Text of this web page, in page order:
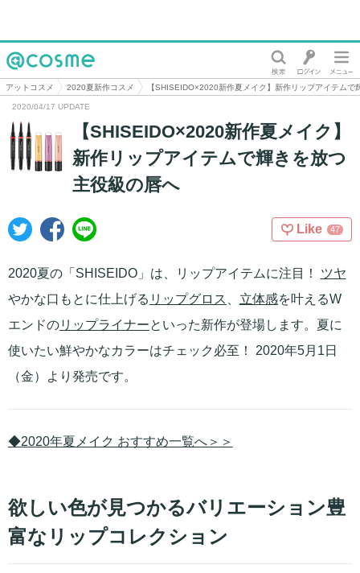
@cosme
アットコスメ 2020夏新作コスメ 【SHISEIDO×2020新作夏メイク】新作リップアイテムで
2020/04/17 UPDATE
【SHISEIDO×2020新作夏メイク】
新作リップアイテムで輝きを放つ
主役級の唇へ
Like 47
2020夏の「SHISEIDO」は、リップアイテムに注目！ ツヤ
やかな口もとに仕上げる リップグロス 立体感を叶えるW
エンドのリップライナーといった新作が登場します。夏に
使いたい鮮やかなカラーはチェック必至！ 2020年5月1日
（金）より発売です。
◆2020年夏メイク おすすめ一覧へ＞＞
欲しい色が見つかるバリエーション豊
富なリップコレクション